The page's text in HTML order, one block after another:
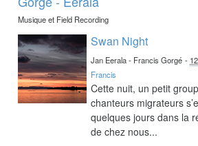
Musique et Field Recording
Swan Night
Jan Eerala - Francis Gorgé -
Francis
Cette nuit, un petit
chanteurs migrateurs
quelques jours dans la
de chez nous...